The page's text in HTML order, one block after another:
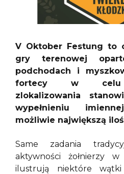
V Oktober Festung to
gry terenowej
podchodach i
fortecy w celu
zlokalizowania
wypełnieniu
możliwie największą
Same zadania
aktywności żołnierzy
ilustrują niektóre